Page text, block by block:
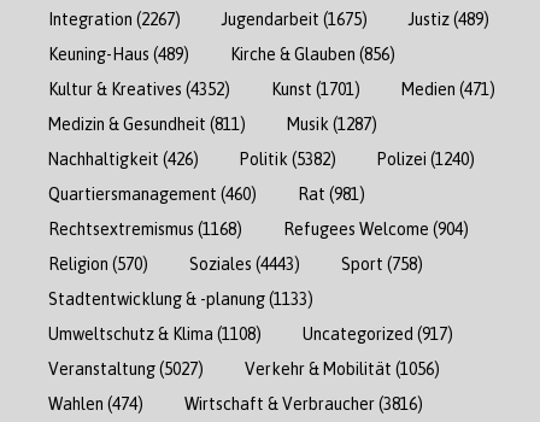
Integration (2267) Jugendarbeit (1675) Justiz(489)
Keuning-Haus (489) Kirche & Glauben (856)
Kultur & Kreatives (4352) Kunst (1701) Medien (471)
Medizin & Gesundheit (811) Musik (1287)
Nachhaltigkeit (426) Politik (5382) Polizei (1240)
Quartiersmanagement (460) Rat (981)
Rechtsextremismus (1168) Refugees Welcome (904)
Religion (570) Soziales (4443) Sport (758)
Stadtentwicklung & -planung(1133)
Umweltschutz & Klima (1108) Uncategorized (917)
Veranstaltung(5027) Verkehr & Mobilität (1056)
Wahlen (474) Wirtschaft & Verbraucher(3816)